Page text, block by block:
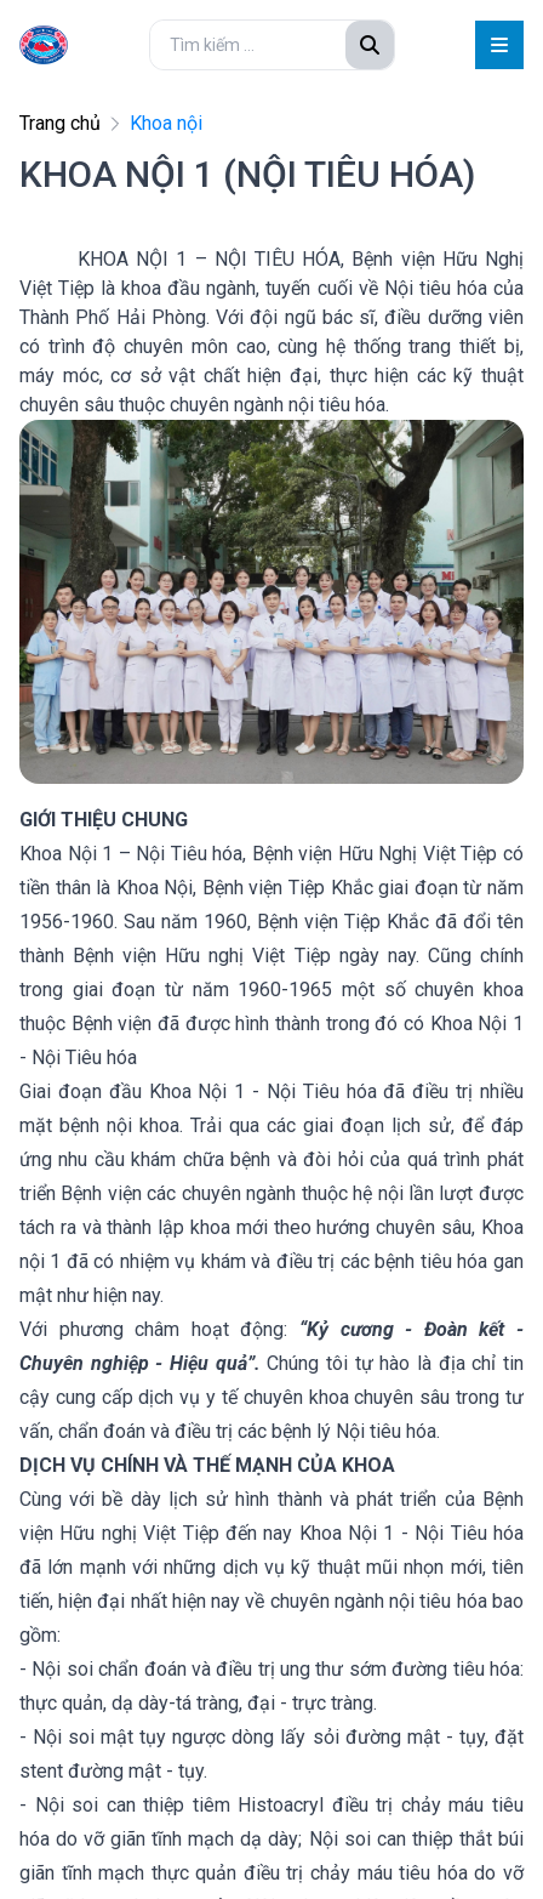
Trang chủ Khoa nội
KHOA NỘI 1 (NỘI TIÊU HÓA)
KHOA NỘI 1 – NỘI TIÊU HÓA, Bệnh viện Hữu Nghị
Việt Tiệp là khoa đầu ngành, tuyến cuối về Nội tiêu hóa của
Thành Phố Hải Phòng. Với đội ngũ bác sĩ, điều dưỡng viên
có trình độ chuyên môn cao, cùng hệ thống trang thiết bị,
máy móc, cơ sở vật chất hiện đại, thực hiện các kỹ thuật
chuyên sâu thuộc chuyên ngành nội tiêu hóa.
GIỚI THIỆU CHUNG
Khoa Nội 1 – Nội Tiêu hóa, Bệnh viện Hữu Nghị Việt Tiệp có
tiền thân là Khoa Nội, Bệnh viện Tiệp Khắc giai đoạn từ năm
1956-1960. Sau năm 1960, Bệnh viện Tiệp Khắc đã đổi tên
thành Bệnh viện Hữu nghị Việt Tiệp ngày nay. Cũng chính
trong giai đoạn từ năm 1960-1965 một số chuyên khoa
thuộc Bệnh viện đã được hình thành trong đó có Khoa Nội 1
- Nội Tiêu hóa
Giai đoạn đầu Khoa Nội 1 - Nội Tiêu hóa đã điều trị nhiều
mặt bệnh nội khoa. Trải qua các giai đoạn lịch sử, để đáp
ứng nhu cầu khám chữa bệnh và đòi hỏi của quá trình phát
triển Bệnh viện các chuyên ngành thuộc hệ nội lần lượt được
tách ra và thành lập khoa mới theo hướng chuyên sâu, Khoa
nội 1 đã có nhiệm vụ khám và điều trị các bệnh tiêu hóa gan
mật như hiện nay.
Với phương châm hoạt động: “Kỷ cương - Đoàn kết -
Chuyên nghiệp - Hiệu quả”. Chúng tôi tự hào là địa chỉ tin
cậy cung cấp dịch vụ y tế chuyên khoa chuyên sâu trong tư
vấn, chẩn đoán và điều trị các bệnh lý Nội tiêu hóa.
DỊCH VỤ CHÍNH VÀ THẾ MẠNH CỦA KHOA
Cùng với bề dày lịch sử hình thành và phát triển của Bệnh
viện Hữu nghị Việt Tiệp đến nay Khoa Nội 1 - Nội Tiêu hóa
đã lớn mạnh với những dịch vụ kỹ thuật mũi nhọn mới, tiên
tiến, hiện đại nhất hiện nay về chuyên ngành nội tiêu hóa bao
gồm:
- Nội soi chẩn đoán và điều trị ung thư sớm đường tiêu hóa:
thực quản, dạ dày-tá tràng, đại - trực tràng.
- Nội soi mật tụy ngược dòng lấy sỏi đường mật - tụy, đặt
stent đường mật - tụy.
- Nội soi can thiệp tiêm Histoacryl điều trị chảy máu tiêu
hóa do vỡ giãn tĩnh mạch dạ dày; Nội soi can thiệp thắt búi
giãn tĩnh mạch thực quản điều trị chảy máu tiêu hóa do vỡ